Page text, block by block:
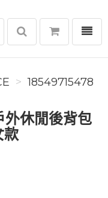
選單
18549715478
外休閒後背包
款